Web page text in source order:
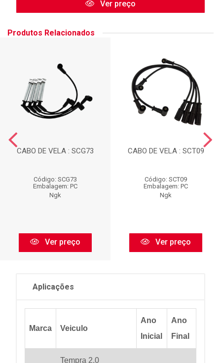
Ver preço
Produtos Relacionados
CABO DE VELA : SCG73
Código: SCG73
Embalagem: PC
Ngk
Ver preço
CABO DE VELA : SCT09
Código: SCT09
Embalagem: PC
Ngk
Ver preço
Aplicações
Marca Veiculo
Ano
Inicial
Ano
Final
Tempra 2.0